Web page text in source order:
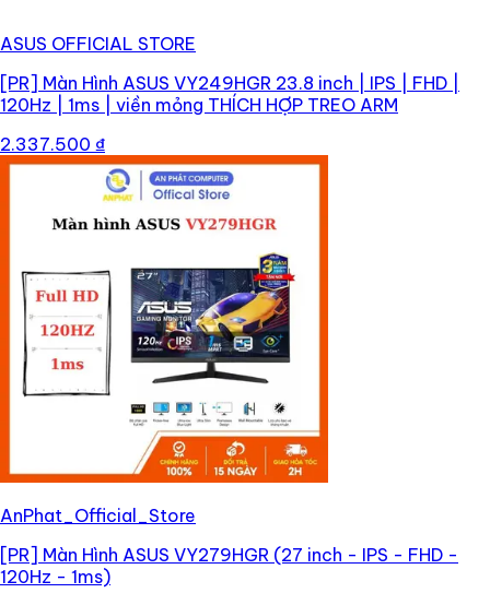
ASUS OFFICIAL STORE
[PR] Màn Hình ASUS VY249HGR 23.8 inch | IPS | FHD |
120Hz | 1ms | viền mỏng THÍCH HỢP TREO ARM
2.337.500 ₫
AnPhat_Official_Store
[PR] Màn Hình ASUS VY279HGR (27 inch - IPS - FHD -
120Hz - 1ms)